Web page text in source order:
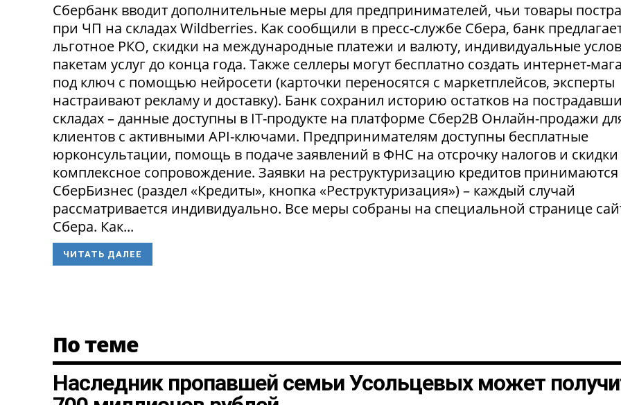
Сбербанк вводит дополнительные меры для предпринимателей, чьи товары
при ЧП на складах Wildberries. Как сообщили в пресс-службе Сбера, банк
льготное РКО, скидки на международные платежи и валюту, индивидуальные
пакетам услуг до конца года. Также селлеры могут бесплатно создать интернет-
под ключ с помощью нейросети (карточки переносятся с маркетплейсов, эксперты
настраивают рекламу и доставку). Банк сохранил историю остатков на
складах – данные доступны в IT-продукте на платформе Сбер2В Онлайн-продажи
клиентов с активными API-ключами. Предпринимателям доступны бесплатные
юрконсультации, помощь в подаче заявлений в ФНС на отсрочку налогов и
комплексное сопровождение. Заявки на реструктуризацию кредитов принимаются
СберБизнес (раздел «Кредиты», кнопка «Реструктуризация») – каждый случай
рассматривается индивидуально. Все меры собраны на специальной странице
Сбера. Как...
ЧИТАТЬ ДАЛЕЕ
По теме
Наследник пропавшей семьи Усольцевых может